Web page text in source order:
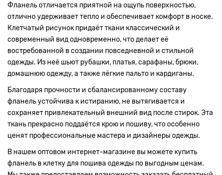
Фланель отличается приятной на ощупь поверхностью,
отлично удерживает тепло и обеспечивает комфорт в носке.
Клетчатый рисунок придаёт ткани классический и
современный вид одновременно, что делает её
востребованной в создании повседневной и стильной
одежды. Из неё шьют рубашки, платья, сарафаны, брюки,
домашнюю одежду, а также лёгкие пальто и кардиганы.
Благодаря прочности и сбалансированному составу
фланель устойчива к истиранию, не вытягивается и
сохраняет привлекательный внешний вид после стирок. Эта
ткань прекрасно поддаётся крою и пошиву, что особенно
ценят профессиональные мастера и дизайнеры одежды.
В нашем оптовом интернет-магазине вы можете купить
фланель в клетку для пошива одежды по выгодным ценам.